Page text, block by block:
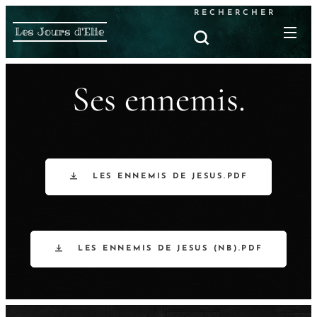
Les Jours d'Elie
RECHERCHER
Ses ennemis.
LES ENNEMIS DE JESUS.PDF
LES ENNEMIS DE JESUS (NB).PDF